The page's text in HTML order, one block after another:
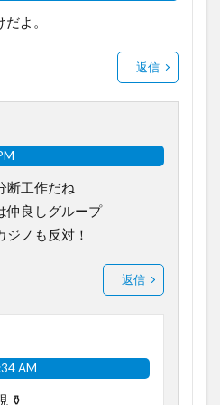
よ。
返信
断工作だね
仲良しグループ
ノも反対！
返信
AM
⚱️